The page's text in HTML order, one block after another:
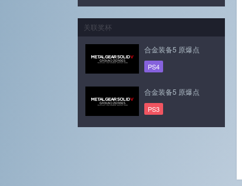
关联奖杯
合金装备5 原爆点
PS4
合金装备5 原爆点
PS3